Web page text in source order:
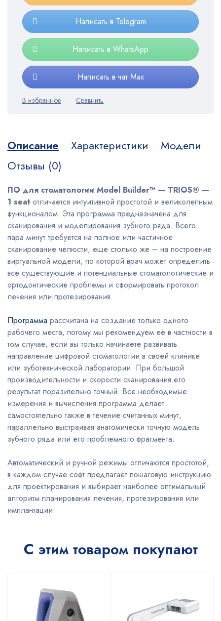
Написать в Telegram
Написать в WhatsApp
Написать в чат Max
Описание Характеристики
Модели
Отзывы (0)
ПО для стоматологии Model Builder™ — TRIOS® —
1 seat отличается интуитивной простотой и великолепным
функционалом. Эта программа предназначена для
сканирования и моделирования зубного ряда. Всего
пара минут требуется на полное или частичное
сканирование челюсти, еще столько же – на построение
виртуальной модели, по которой врач может определить
все существующие и потенциальные стоматологические и
ортодонтические проблемы и сформировать протокол
лечения или протезирования.
Программа рассчитана на создание только одного
рабочего места, потому мы рекомендуем её в частности в
том случае, если вы только начинаете развивать
направление цифровой стоматологии в своей клинике
или зуботехнической лаборатории. При большой
производительности и скорости сканирования его
результат поразительно точный. Все необходимые
измерения и вычисления программа делает
самостоятельно также в течение считанных минут,
параллельно выстраивая анатомически точную модель
зубного ряда или его проблемного фрагмента.
Автоматический и ручной режимы отличаются простотой,
в каждом случае софт предлагает пошаговую инструкцию
для проектирования и выбирает наиболее оптимальный
алгоритм планирования лечения, протезирования или
имплантации.
С этим товаром покупают